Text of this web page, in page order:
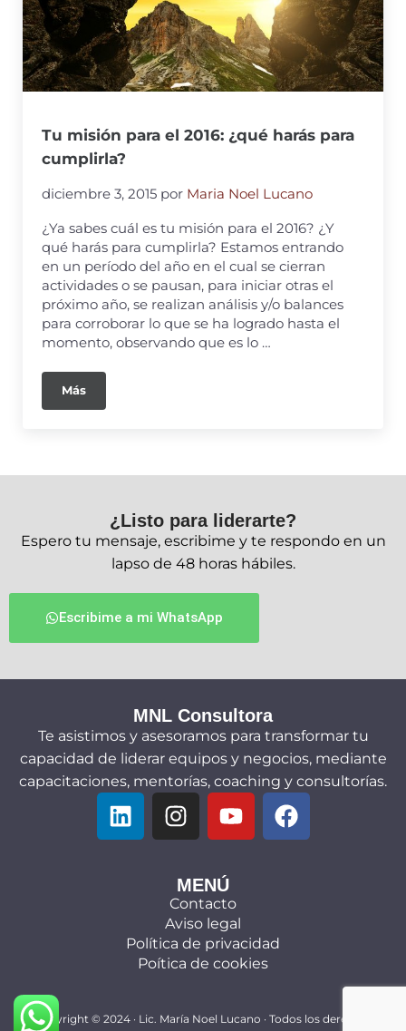
Tu misión para el 2016: ¿qué harás para
cumplirla?
diciembre 3, 2015 por Maria Noel Lucano
¿Ya sabes cuál es tu misión para el 2016? ¿Y
qué harás para cumplirla? Estamos entrando
en un período del año en el cual se cierran
actividades o se pausan, para iniciar otras el
próximo año, se realizan análisis y/o balances
para corroborar lo que se ha logrado hasta el
momento, observando que es lo …
Más
¿Listo para liderarte?
Espero tu mensaje, escribime y te respondo en un
lapso de 48 horas hábiles.
Escribime a mi WhatsApp
MNL Consultora
Te asistimos y asesoramos para transformar tu
capacidad de liderar equipos y negocios, mediante
capacitaciones, mentorías, coaching y consultorías.
MENÚ
Contacto
Aviso legal
Política de privacidad
Poítica de cookies
Copyright © 2024 · Lic. María Noel Lucano · Todos los derechos